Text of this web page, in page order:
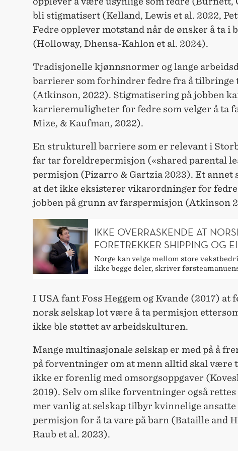
bli stigmatisert (Kelland, Lewis et al. 2022,
Fedre opplever motstand når de ønsker å ta i
(Holloway, Dhensa-Kahlon et al. 2024).
Tradisjonelle kjønnsnormer og lange
barrierer som forhindrer fedre fra å tilbringe
(Atkinson, 2022). Stigmatisering på jobben
karrieremuligheter for fedre som velger å ta
Mize, & Kaufman, 2022).
En strukturell barriere som er relevant i
far tar foreldrepermisjon («shared parental
permisjon (Pizarro & Gartzia 2023). Et
at det ikke eksisterer vikarordninger for
jobben på grunn av farspermisjon (Atkinson
IKKE OVERRASKENDE AT
FORETREKKER SHIPPING OG
Norge kan velge mellom store
ikke begge deler, skriver
I USA fant Foss Heggem og Kvande (2017) at
norsk selskap lot være å ta permisjon
ikke ble støttet av arbeidskulturen.
Mange multinasjonale selskap er med på å
på forventninger om at menn alltid skal være
ikke er forenlig med omsorgsoppgaver
2019). Selv om slike forventninger også
mer vanlig at selskap tilbyr kvinnelige
permisjon for å ta vare på barn (Bataille and
Raub et al. 2023).